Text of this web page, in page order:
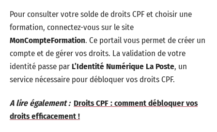
Pour consulter votre solde de droits CPF et choisir une
formation, connectez-vous sur le site
MonCompteFormation. Ce portail vous permet de créer un
compte et de gérer vos droits. La validation de votre
identité passe par L’Identité Numérique La Poste, un
service nécessaire pour débloquer vos droits CPF.
A lire également : Droits CPF : comment débloquer vos
droits efficacement !